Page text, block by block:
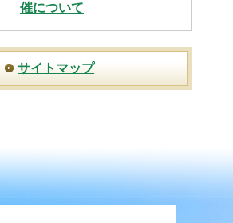
催について
サイトマップ